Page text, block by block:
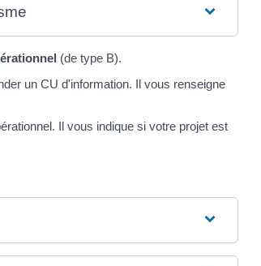
(de type B).
un CU d'information. Il vous renseigne
Il vous indique si votre projet est